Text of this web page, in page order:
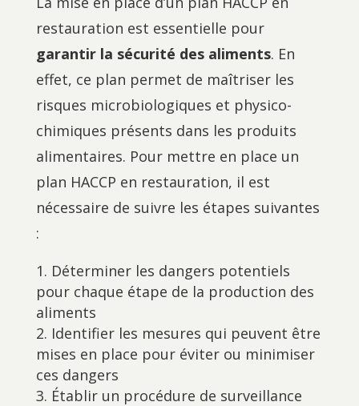
restauration est essentielle pour
garantir la sécurité des aliments. En
effet, ce plan permet de maîtriser les
risques microbiologiques et physico-
chimiques présents dans les produits
alimentaires. Pour mettre en place un
plan HACCP en restauration, il est
nécessaire de suivre les étapes suivantes
:
Déterminer les dangers potentiels
pour chaque étape de la production des
aliments
Identifier les mesures qui peuvent être
mises en place pour éviter ou minimiser
ces dangers
Établir un procédure de surveillance